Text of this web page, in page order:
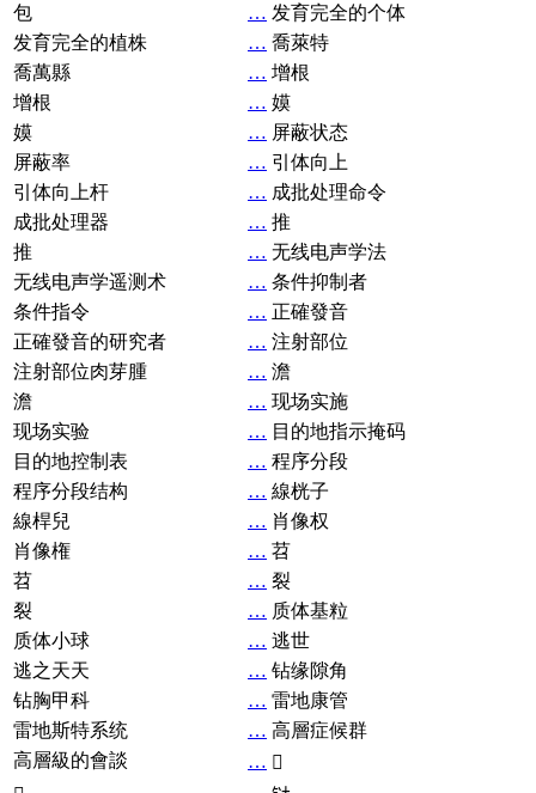
包
… 发育完全的个体
发育完全的植株
… 喬萊特
喬萬縣
… 增根
增根
… 嫫
嫫
… 屏蔽状态
屏蔽率
… 引体向上
引体向上杆
… 成批处理命令
成批处理器
… 推
推
… 无线电声学法
无线电声学遥测术
… 条件抑制者
条件指令
… 正確發音
正確發音的研究者
… 注射部位
注射部位肉芽腫
… 澹
澹
… 现场实施
现场实验
… 目的地指示掩码
目的地控制表
… 程序分段
程序分段结构
… 線桄子
線桿兒
… 肖像权
肖像権
… 苕
苕
… 裂
裂
… 质体基粒
质体小球
… 逃世
逃之天天
… 钻缘隙角
钻胸甲科
… 雷地康管
雷地斯特系统
… 高層症候群
高層級的會談
… 𧘞